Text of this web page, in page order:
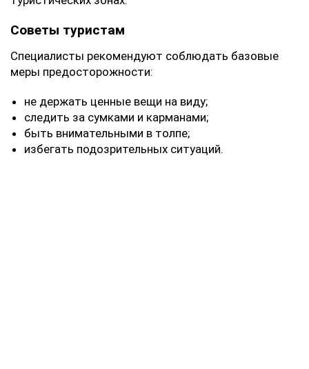
Советы туристам
Специалисты рекомендуют соблюдать базовые
меры предосторожности:
не держать ценные вещи на виду;
следить за сумками и карманами;
быть внимательными в толпе;
избегать подозрительных ситуаций.